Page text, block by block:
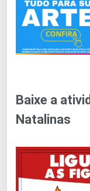
Baixe a
Natalinas